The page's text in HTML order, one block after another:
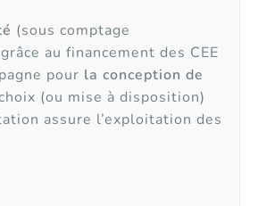
(sous comptage
au financement des CEE
pour la conception de
(ou mise à disposition)
assure l’exploitation des